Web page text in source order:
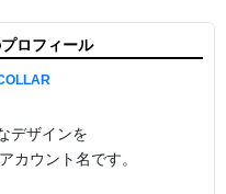
ロフィール
デザインを
カウント名です。